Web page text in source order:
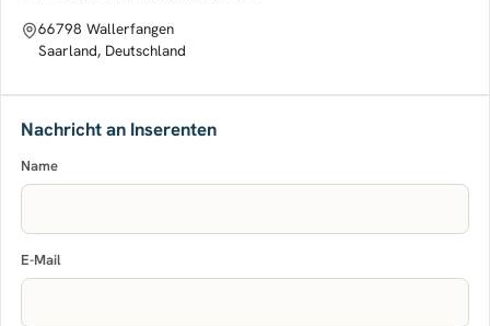
66798 Wallerfangen
Saarland, Deutschland
Nachricht an Inserenten
Name
E-Mail